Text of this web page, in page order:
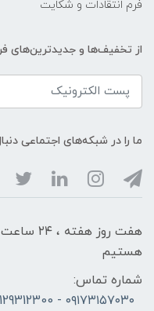
فرم انتقادات و شکایت
از تخفیف‌ها و جدیدترین‌های
ما را در شبکه‌های اجتماعی
هفت روز
هستیم
شماره تماس:
۰۹۱۷۳۱۵۷۰۳۰ - 09129312300 - 07137742255